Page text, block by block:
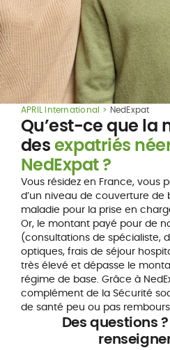
APRIL International NedExpat
Qu’est-ce que la
desexpatriés
NedExpat ?
Vous résidez en France, vous
d’un niveau de couverture de
maladie pour la prise en
Or, le montant payé pour de
(consultations de spécialiste,
optiques, frais de séjour
très élevé et dépasse le
régime de base. Grâce à
complément de la Sécurité
de santé peu ou pas
Des questions